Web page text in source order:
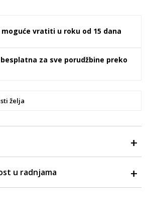
moguće vratiti u roku od 15 dana
za sve porudžbine preko
želja
u radnjama